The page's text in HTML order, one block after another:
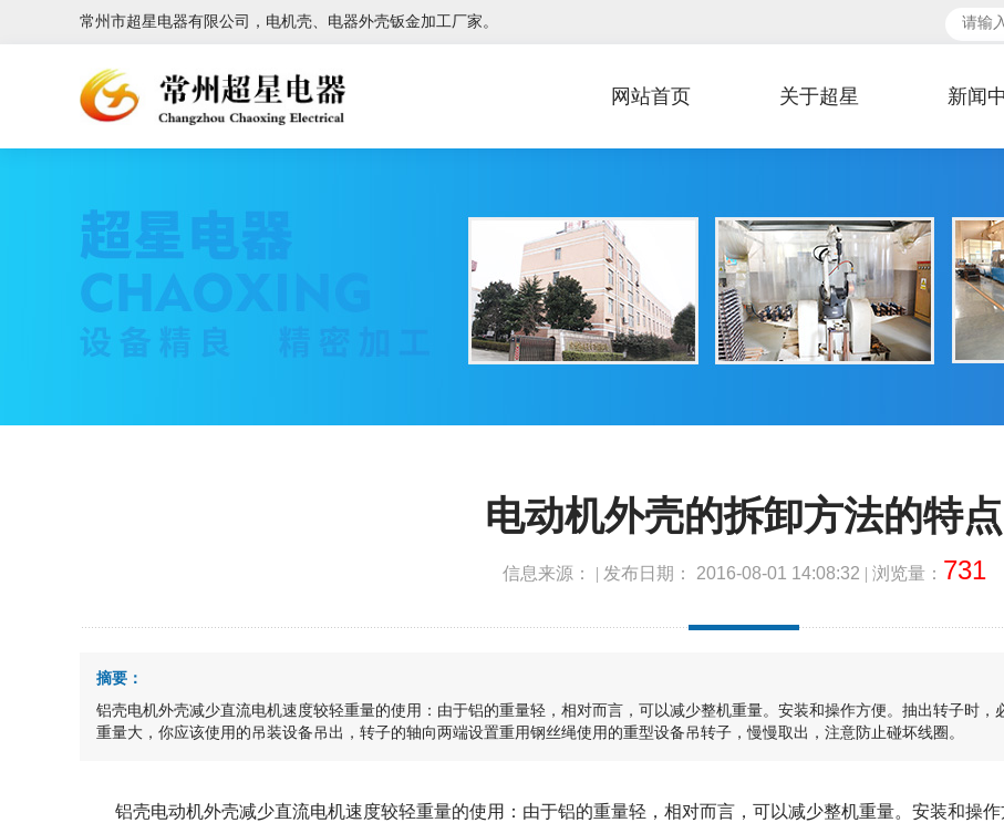
常州市超星电器有限公司，电机壳、电器外壳钣金加工厂家。
网站首页 关于超星 新闻
电动机外壳的拆卸方法的特点
信息来源： | 发布日期： 2016-08-01 14:08:32 | 浏览量： 731
摘要：
铝壳电机外壳减少直流电机速度较轻重量的使用：由于铝的重量轻，相对而言，可以减少整机重量。安装和操作方便。抽出转子时
重量大，你应该使用的吊装设备吊出，转子的轴向两端设置重用钢丝绳使用的重型设备吊转子，慢慢取出，注意防止碰坏线圈。
铝壳电动机外壳减少直流电机速度较轻重量的使用：由于铝的重量轻，相对而言，可以减少整机重量。安装和操